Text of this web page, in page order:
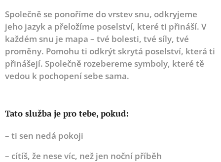
Společně se ponoříme do vrstev snu, odkryjeme
jeho jazyk a přeložíme poselství, které ti přináší. V
každém snu je mapa – tvé bolesti, tvé síly, tvé
proměny. Pomohu ti odkrýt skrytá poselství, která ti
přinášejí. Společně rozebereme symboly, které tě
vedou k pochopení sebe sama.
Tato služba je pro tebe, pokud:
– ti sen nedá pokoji
– cítíš, že nese víc, než jen noční příběh